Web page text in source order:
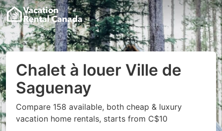
Chalet à louer Ville de
Saguenay
Compare 158 available, both cheap & luxury
vacation home rentals, starts from C$10